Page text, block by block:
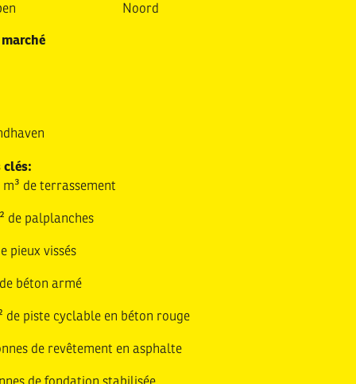
Noord
clés:
de terrassement
de palplanches
pieux vissés
béton armé
de piste cyclable en béton rouge
de revêtement en asphalte